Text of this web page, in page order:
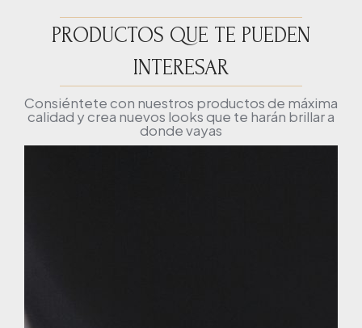
PRODUCTOS QUE TE PUEDEN
INTERESAR
Consiéntete con nuestros productos de máxima
calidad y crea nuevos looks que te harán brillar a
donde vayas